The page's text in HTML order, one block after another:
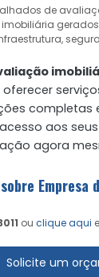
completas
aos
agora
ou clique aqui
Solicite um